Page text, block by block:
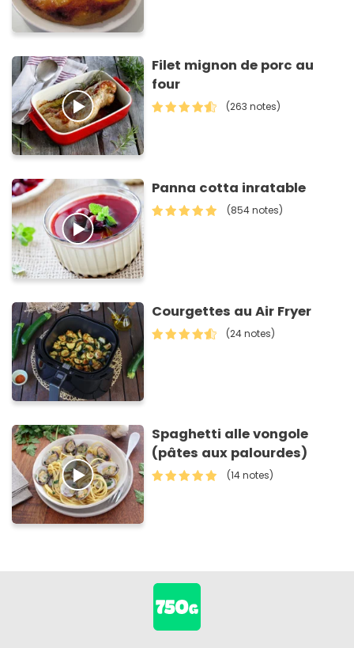
Filet mignon de porc au
four
(263 notes)
Panna cotta inratable
(854 notes)
Courgettes au Air Fryer
(24 notes)
Spaghetti alle vongole
(pâtes aux palourdes)
(14 notes)